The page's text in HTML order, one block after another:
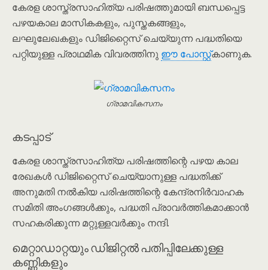
കേരള ശാസ്ത്രസാഹിത്യ പരിഷത്തുമായി ബന്ധപ്പെട്ട
പഴയകാല മാസികകളും, പുസ്തകങ്ങളും,
ലഘുലേഖകളും ഡിജിറ്റൈസ് ചെയ്യുന്ന പദ്ധതിയെ
പറ്റിയുള്ള പ്രാഥമിക വിവരത്തിനു ഈ പോസ്റ്റ്കാണുക.
ഗ്രാമവികസനം
കടപ്പാട്
കേരള ശാസ്ത്രസാഹിത്യ പരിഷത്തിന്റെ പഴയ കാല
രേഖകൾ ഡിജിറ്റൈസ് ചെയ്യാനുള്ള പദ്ധതിക്ക്
അനുമതി നൽകിയ പരിഷത്തിന്റെ കേന്ദ്രനിര്‍വാഹക
സമിതി അംഗങ്ങൾക്കും, പദ്ധതി പ്രാവർത്തികമാക്കാൻ
സഹകരിക്കുന്ന മറ്റുള്ളവർക്കും നന്ദി.
മെറ്റാഡാറ്റയും ഡിജിറ്റൽ പതിപ്പിലേക്കുള്ള
കണ്ണികളും